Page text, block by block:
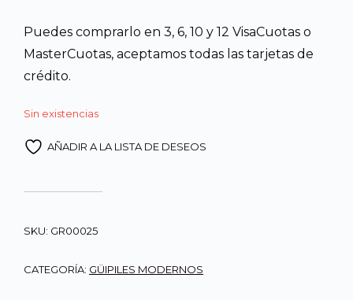
Puedes comprarlo en 3, 6, 10 y 12 VisaCuotas o
MasterCuotas, aceptamos todas las tarjetas de
crédito.
Sin existencias
AÑADIR A LA LISTA DE DESEOS
SKU: GR00025
CATEGORÍA: GÜIPILES MODERNOS